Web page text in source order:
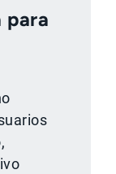
para